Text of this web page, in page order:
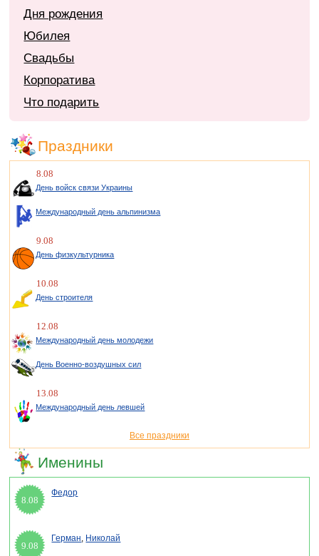
Дня рождения
Юбилея
Свадьбы
Корпоратива
Что подарить
Праздники
8.08
День войск связи Украины
Международный день альпинизма
9.08
День физкультурника
10.08
День строителя
12.08
Международный день молодежи
День Военно-воздушных сил
13.08
Международный день левшей
Все праздники
Именины
8.08
Федор
9.08
Герман, Николай